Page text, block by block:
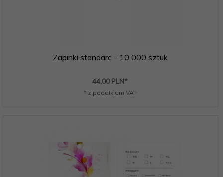
Zapinki standard - 10 000 sztuk
44,00 PLN*
* z podatkiem VAT